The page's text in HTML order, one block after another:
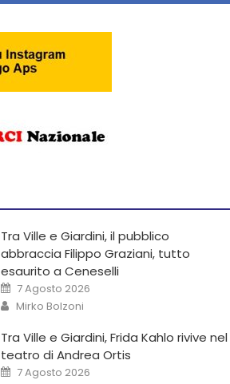
Tra Ville e Giardini, il pubblico
abbraccia Filippo Graziani, tutto
esaurito a Ceneselli
7 Agosto 2026
Mirko Bolzoni
Tra Ville e Giardini, Frida Kahlo rivive nel
teatro di Andrea Ortis
7 Agosto 2026